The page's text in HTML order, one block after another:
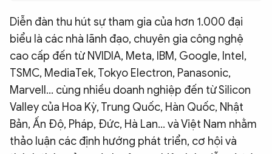
VĂN HÓA - THỂ THAO
BẠN ĐỌC & CAND
ĐA PHƯƠNG TIỆN
eMagazine
Podcast
Video Ảnh
Diễn đàn thu hút sự tham gia của hơn 1.000 đại
biểu là các nhà lãnh đạo, chuyên gia công nghệ
cao cấp đến từ NVIDIA, Meta, IBM, Google, Intel,
TSMC, MediaTek, Tokyo Electron, Panasonic,
Marvell… cùng nhiều doanh nghiệp đến từ Silicon
Valley của Hoa Kỳ, Trung Quốc, Hàn Quốc, Nhật
Bản, Ấn Độ, Pháp, Đức, Hà Lan… và Việt Nam nhằm
thảo luận các định hướng phát triển, cơ hội và